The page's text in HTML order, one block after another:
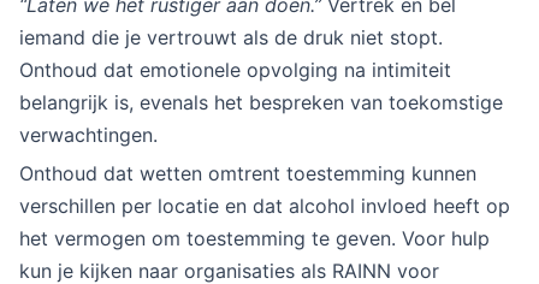
“Laten we het rustiger aan doen.”Vertrek en bel
iemand die je vertrouwt als de druk niet stopt.
Onthoud dat emotionele opvolging na intimiteit
belangrijk is, evenals het bespreken van toekomstige
verwachtingen.
Onthoud dat wetten omtrent toestemming kunnen
verschillen per locatie en dat alcohol invloed heeft op
het vermogen om toestemming te geven. Voor hulp
kun je kijken naar organisaties als RAINN voor